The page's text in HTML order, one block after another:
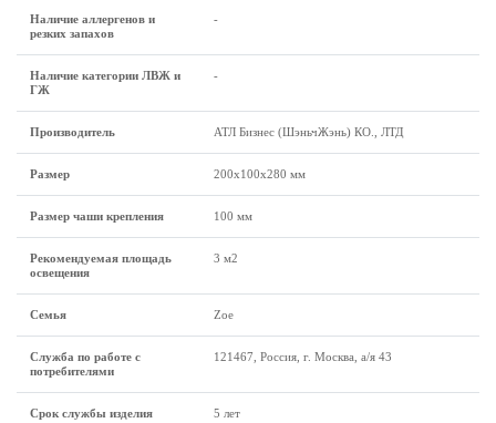
Наличие аллергенов и
резких запахов
-
Наличие категории ЛВЖ и
ГЖ
-
Производитель АТЛ Бизнес (ШэньчЖэнь) КО., ЛТД
Размеp 200х100х280 мм
Размер чаши крепления 100 мм
Рекомендуемая площадь
освещения
3 м2
Семья Zoe
Служба по работе с
потребителями
121467, Россия, г. Москва, а/я 43
Срок службы изделия 5 лет